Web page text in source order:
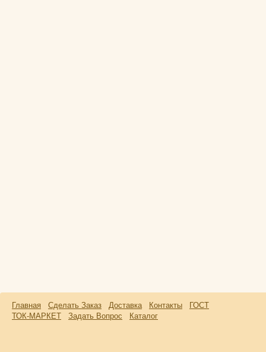
Главная Сделать Заказ Доставка Контакты
ГОСТ
ТОК-МАРКЕТ
Задать Вопрос Каталог